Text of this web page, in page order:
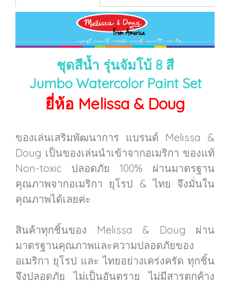
ชุดสีน้ำ รุ่นจัมโบ้ 8 สี
Jumbo Watercolor Paint Set
ยี่ห้อ Melissa & Doug
ของเล่นเสริมพัฒนาการ แบรนด์ Melissa &
Doug เป็นของเล่นนำเข้าจากอเมริกา ของแท้
Non-toxic ปลอดภัย 100% ผ่านมาตรฐาน
คุณภาพจากอเมริกา ยุโรป & ไทย จึงมั่นใน
คุณภาพได้เลยค่ะ
สินค้าทุกชิ้นของ Melissa & Doug ผ่าน
มาตรฐานคุณภาพและความปลอดภัยของ
อเมริกา ยุโรป และ ไทยอย่างเคร่งครัด ทุกชิ้น
จึงปลอดภัย ไม่เป็นอันตราย ไม่มีสารตกค้าง